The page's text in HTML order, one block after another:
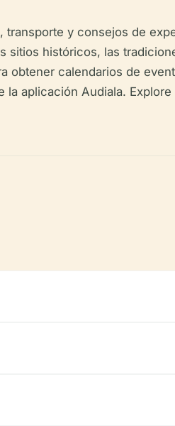
y consejos de
sitios históricos, las
obtener calendarios de
la aplicación Audiala.